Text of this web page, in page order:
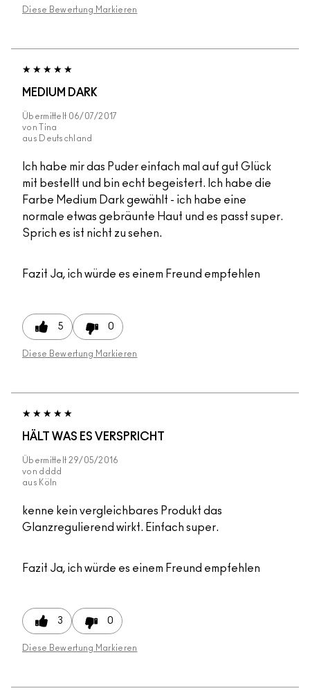
Diese Bewertung Markieren
MEDIUM DARK
Übermittelt 06/07/2017
von
Tina
aus
Deutschland
Ich habe mir das Puder einfach mal auf gut Glück
mit bestellt und bin echt begeistert. Ich habe die
Farbe Medium Dark gewählt - ich habe eine
normale etwas gebräunte Haut und es passt super.
Sprich es ist nicht zu sehen.
Fazit Ja, ich würde es einem Freund empfehlen
5 0
Diese Bewertung Markieren
HÄLT WAS ES VERSPRICHT
Übermittelt 29/05/2016
von dddd
aus Köln
kenne kein vergleichbares Produkt das
Glanzregulierend wirkt. Einfach super.
Fazit Ja, ich würde es einem Freund empfehlen
3 0
Diese Bewertung Markieren